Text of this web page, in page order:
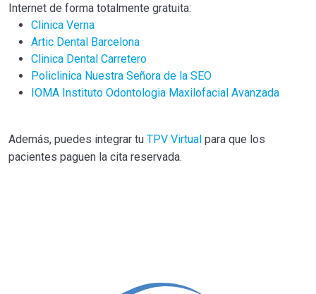
Internet de forma totalmente gratuita:
Clinica Verna
Artic Dental Barcelona
Clinica Dental Carretero
Policlinica Nuestra Señora de la SEO
IOMA Instituto Odontologia Maxilofacial Avanzada
Además, puedes integrar tu TPV Virtual para que los
pacientes paguen la cita reservada.